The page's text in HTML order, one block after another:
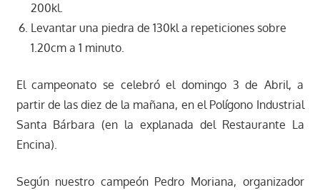
200kl.
Levantar una piedra de 130kl a repeticiones sobre
1.20cm a 1 minuto.
El campeonato se celebró el domingo 3 de Abril, a
partir de las diez de la mañana, en el Polígono Industrial
Santa Bárbara (en la explanada del Restaurante La
Encina).
Según nuestro campeón Pedro Moriana, organizador